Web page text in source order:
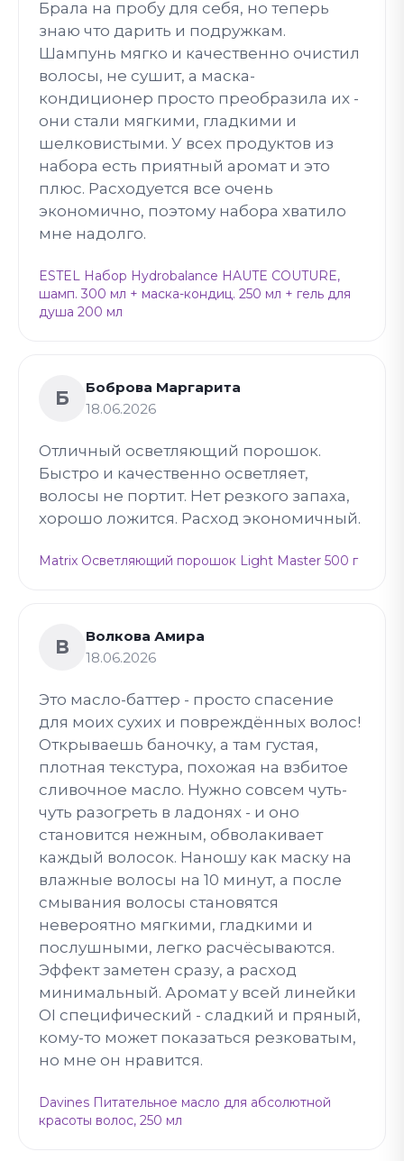
Брала на пробу для себя, но теперь
знаю что дарить и подружкам.
Шампунь мягко и качественно очистил
волосы, не сушит, а маска-
кондиционер просто преобразила их -
они стали мягкими, гладкими и
шелковистыми. У всех продуктов из
набора есть приятный аромат и это
плюс. Расходуется все очень
экономично, поэтому набора хватило
мне надолго.
ESTEL Набор Hydrobalance HAUTE COUTURE,
шамп. 300 мл + маска-кондиц. 250 мл + гель для
душа 200 мл
Б
Боброва Маргарита
18.06.2026
Отличный осветляющий порошок.
Быстро и качественно осветляет,
волосы не портит. Нет резкого запаха,
хорошо ложится. Расход экономичный.
Matrix Осветляющий порошок Light Master 500 г
В
Волкова Амира
18.06.2026
Это масло-баттер - просто спасение
для моих сухих и повреждённых волос!
Открываешь баночку, а там густая,
плотная текстура, похожая на взбитое
сливочное масло. Нужно совсем чуть-
чуть разогреть в ладонях - и оно
становится нежным, обволакивает
каждый волосок. Наношу как маску на
влажные волосы на 10 минут, а после
смывания волосы становятся
невероятно мягкими, гладкими и
послушными, легко расчёсываются.
Эффект заметен сразу, а расход
минимальный. Аромат у всей линейки
OI специфический - сладкий и пряный,
кому-то может показаться резковатым,
но мне он нравится.
Davines Питательное масло для абсолютной
красоты волос, 250 мл